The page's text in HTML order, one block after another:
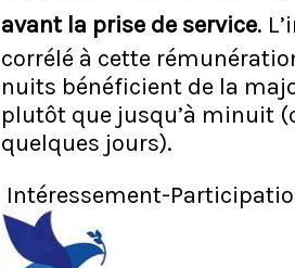
avant la prise de service.
corrélé à cette
nuits bénéficient de la
plutôt que jusqu’à minuit
quelques jours).
Intéressement-